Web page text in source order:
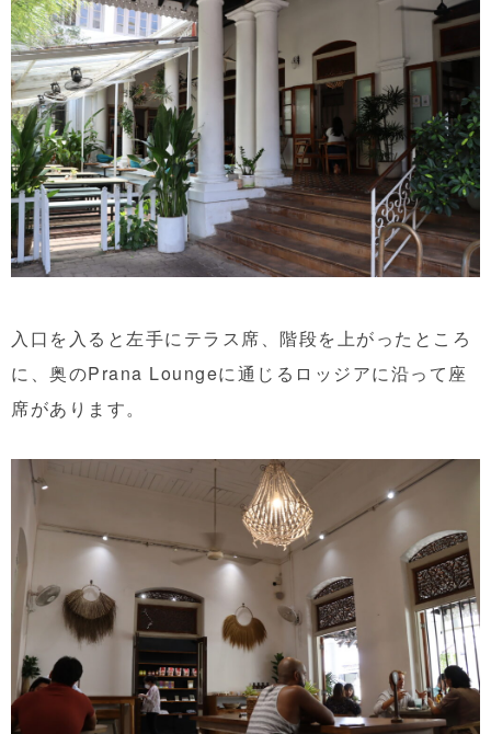
入口を入ると左手にテラス席、階段を上がったところ
に、奥のPrana Loungeに通じるロッジアに沿って座
席があります。